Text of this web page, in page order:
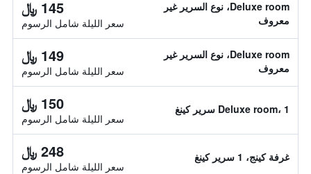
Deluxe room، نوع السرير غير
معروف
145 ﷼
سعر الليلة شامل الرسوم
Deluxe room، نوع السرير غير
معروف
149 ﷼
سعر الليلة شامل الرسوم
Deluxe room، 1 سرير كينغ 150 ﷼
سعر الليلة شامل الرسوم
غرفة كينج، 1 سرير كينغ 248 ﷼
سعر الليلة شامل الرسوم